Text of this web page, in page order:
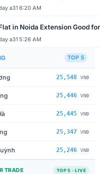
a31 6:20 AM
in Noida Extension Good for
a31 5:26 AM
TOP 5
25,548 VNĐ
25,446 VNĐ
25,445 VNĐ
25,347 VNĐ
25,246 VNĐ
TRADE TOP 5 · LIVE